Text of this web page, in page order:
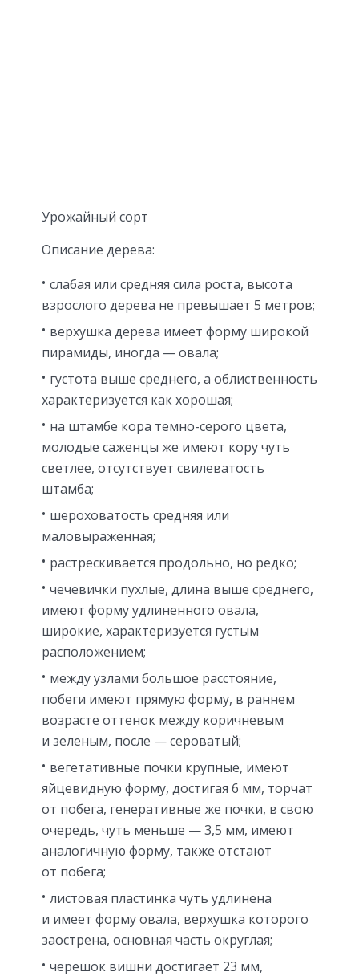
Урожайный сорт
Описание дерева:
слабая или средняя сила роста, высота
взрослого дерева не превышает 5 метров;
верхушка дерева имеет форму широкой
пирамиды, иногда — овала;
густота выше среднего, а облиственность
характеризуется как хорошая;
на штамбе кора темно-серого цвета,
молодые саженцы же имеют кору чуть
светлее, отсутствует свилеватость
штамба;
шероховатость средняя или
маловыраженная;
растрескивается продольно, но редко;
чечевички пухлые, длина выше среднего,
имеют форму удлиненного овала,
широкие, характеризуется густым
расположением;
между узлами большое расстояние,
побеги имеют прямую форму, в раннем
возрасте оттенок между коричневым
и зеленым, после — сероватый;
вегетативные почки крупные, имеют
яйцевидную форму, достигая 6 мм, торчат
от побега, генеративные же почки, в свою
очередь, чуть меньше — 3,5 мм, имеют
аналогичную форму, также отстают
от побега;
листовая пластинка чуть удлинена
и имеет форму овала, верхушка которого
заострена, основная часть округлая;
черешок вишни достигает 23 мм,